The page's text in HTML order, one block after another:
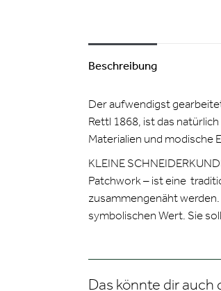
Beschreibung
Der aufwendigst
Rettl 1868, ist das
Materialien und modische
KLEINE
Patchwork – ist eine
zusammengenäht
symbolischen Wert. Sie
Das könnte dir auch